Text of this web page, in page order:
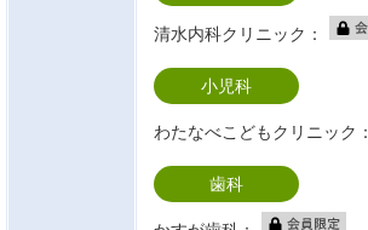
清水内科クリニック：
小児科
わたなべこどもクリニック：
歯科